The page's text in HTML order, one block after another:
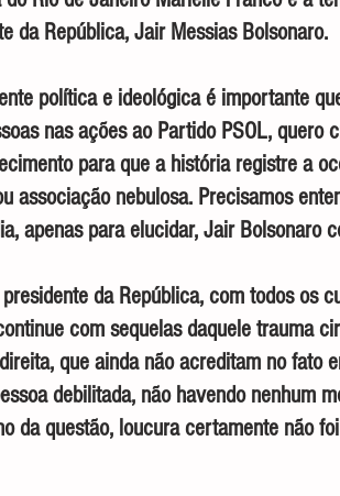
da República, Jair Messias Bolsonaro.
política e ideológica é importante
nas ações ao Partido PSOL, quero
para que a história registre a
associação nebulosa. Precisamos
apenas para elucidar, Jair Bolsonaro
da República, com todos os
com sequelas daquele trauma
que ainda não acreditam no fato
debilitada, não havendo nenhum
da questão, loucura certamente não